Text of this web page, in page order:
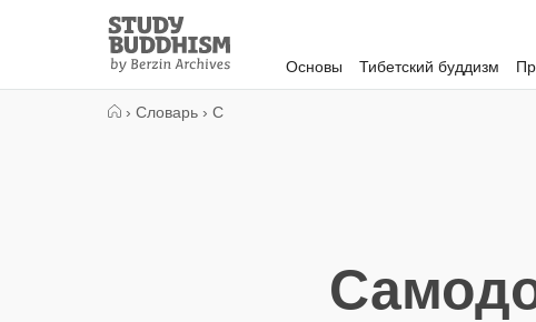
Study
Buddhism
Home
Основы Тибетский буддизм
› Словарь › С